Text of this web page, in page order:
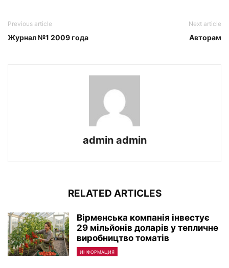
Previous article
Журнал №1 2009 года
Next article
Авторам
admin admin
RELATED ARTICLES
Вірменська компанія інвестує
29 мільйонів доларів у тепличне
виробництво томатів
ИНФОРМАЦИЯ